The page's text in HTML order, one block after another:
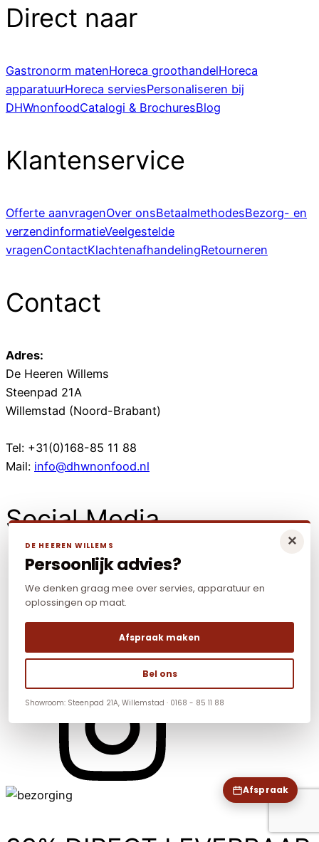
Direct naar
Gastronorm matenHoreca groothandelHoreca
apparatuurHoreca serviesPersonaliseren bij
DHWnonfoodCatalogi & BrochuresBlog
Klantenservice
Offerte aanvragenOver onsBetaalmethodesBezorg- en
verzendinformatieVeelgestelde
vragenContactKlachtenafhandelingRetourneren
Contact
Adres:
De Heeren Willems
Steenpad 21A
Willemstad (Noord-Brabant)
Tel: +31(0)168-85 11 88
Mail: info@dhwnonfood.nl
Social Media
Afspraak
×
DE HEEREN WILLEMS
Persoonlijk advies?
We denken graag mee over servies, apparatuur en
oplossingen op maat.
Afspraak maken
Bel ons
Showroom: Steenpad 21A, Willemstad · 0168 - 85 11 88